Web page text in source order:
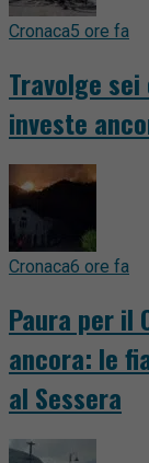
Cronaca5 ore fa
Travolge
investe
Cronaca6 ore fa
Paura per il
ancora: le
al Sessera